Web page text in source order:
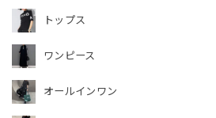
トップス
ワンピース
オールインワン